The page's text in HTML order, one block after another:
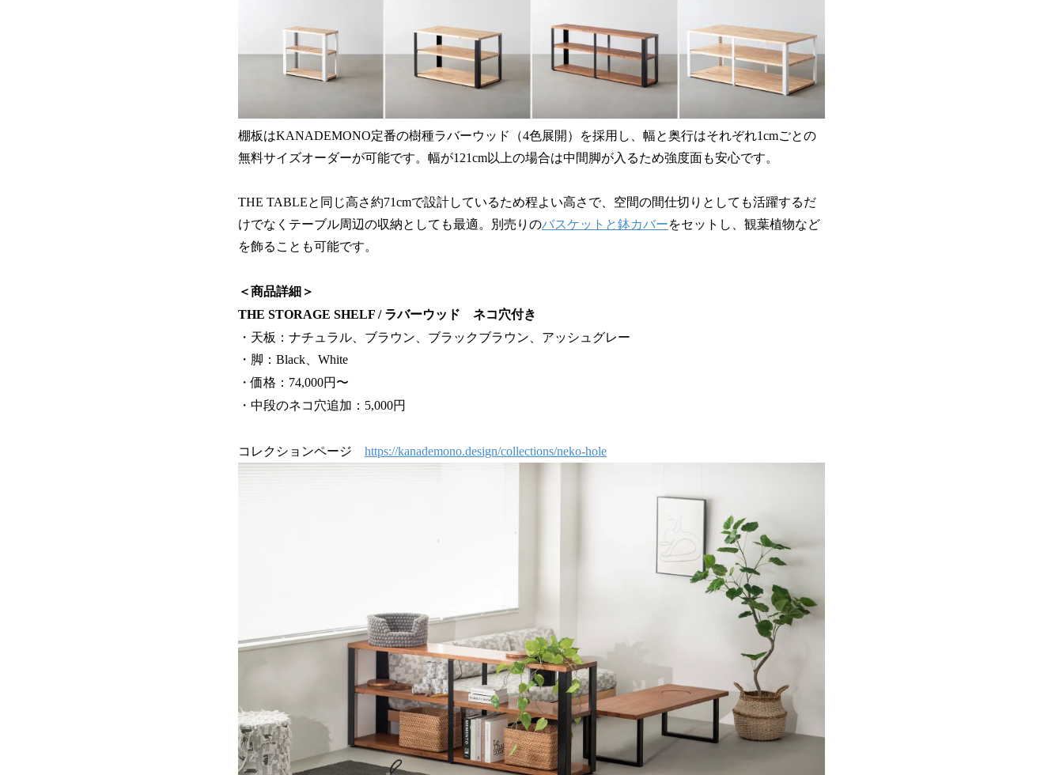
棚板はKANADEMONO定番の樹種ラバーウッド（4色展開）を採用し、幅と奥行はそれぞれ1cmごとの
無料サイズオーダーが可能です。幅が121cm以上の場合は中間脚が入るため強度面も安心です。
THE TABLEと同じ高さ約71cmで設計しているため程よい高さで、空間の間仕切りとしても活躍するだ
けでなくテーブル周辺の収納としても最適。別売りのバスケットと鉢カバーをセットし、観葉植物など
を飾ることも可能です。
＜商品詳細＞
THE STORAGE SHELF / ラバーウッド ネコ穴付き
・天板：ナチュラル、ブラウン、ブラックブラウン、アッシュグレー
・脚：Black、White
・価格：74,000円〜
・中段のネコ穴追加：5,000円
コレクションページ https://kanademono.design/collections/neko-hole